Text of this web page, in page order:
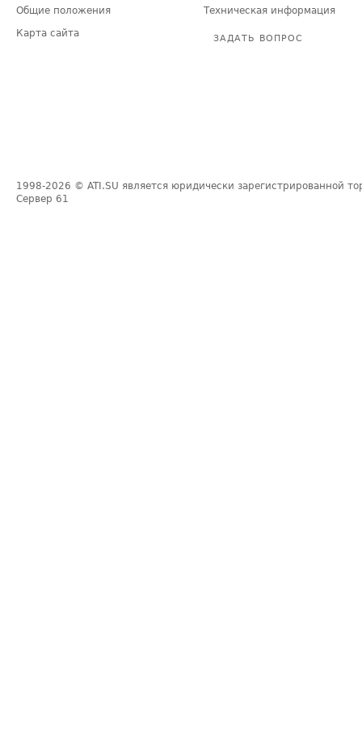
Общие положения
Карта сайта
Техническая информация
ЗАДАТЬ ВОПРОС
1998-2026 © ATI.SU является юридически зарегистрированной
Сервер 61